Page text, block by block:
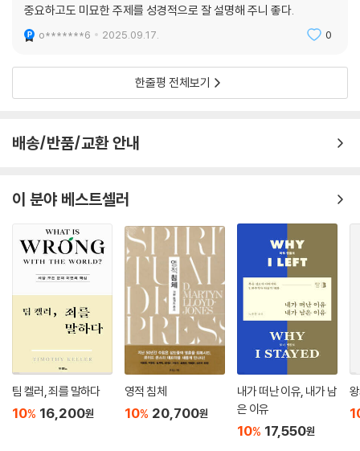
중요하고도 미묘한 주제를 성경적으로 잘 설명해 주니 좋다.
o*******6 2025.09.17. 0
한줄평 전체보기
배송/반품/교환 안내
이 분야 베스트셀러
팀 켈러, 죄를 말하다
10% 16,200원
영적 침체
10% 20,700원
내가 떠난 이유, 내가 남
은 이유
10% 17,550원